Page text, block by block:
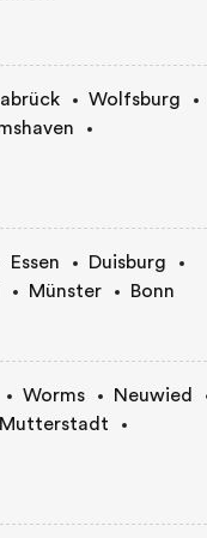
Wolfsburg
Essen
Duisburg
Münster Bonn
Worms
Neuwied
Mutterstadt